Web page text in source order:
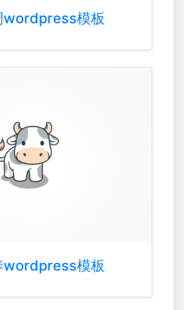
wordpress模板
wordpress模板